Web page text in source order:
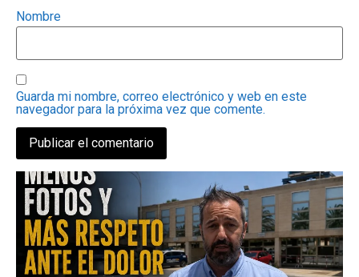
Nombre
Guarda mi nombre, correo electrónico y web en este
navegador para la próxima vez que comente.